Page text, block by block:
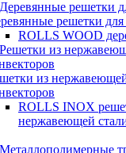
решетки для
ROLLS WOOD
из
ROLLS INOX
нержавеющей